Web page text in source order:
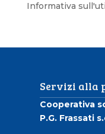
Informativa
Servizi alla
Cooperativa
P.G. Frassati